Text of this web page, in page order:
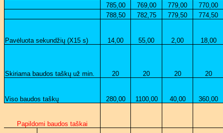
785,00
769,00 779,00
770,00
788,50
782,75 779,50 774,50
Pavėluota sekundžių (X15 s) 14,00 55,00 2,00 18,00
Skiriama baudos taškų už min. 20 20 20 20
Viso baudos taškų 280,00 1100,00 40,00 360,00
Papildomi baudos taškai